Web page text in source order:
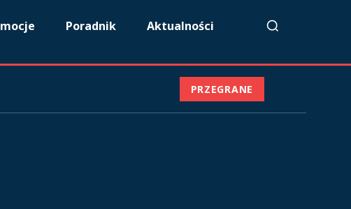
Poradnik Aktualności
PRZEGRANE